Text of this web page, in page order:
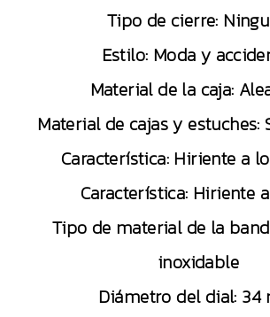
Tipo de cierre:
Estilo: Moda y
Material de la caja:
Material de cajas y estuches:
Característica: Hiriente a
Característica: Hiriente
Tipo de material de la
inoxidable
Diámetro del dial: 34